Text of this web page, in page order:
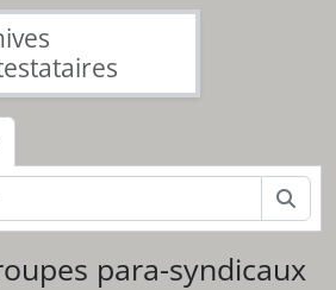
para-syndicaux